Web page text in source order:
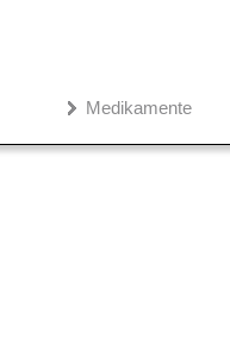
Medikamente